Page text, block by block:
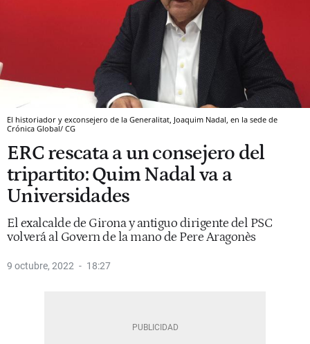
El historiador y exconsejero de la Generalitat, Joaquim Nadal, en la sede de
Crónica Global/ CG
ERC rescata a un consejero del
tripartito: Quim Nadal va a
Universidades
El exalcalde de Girona y antiguo dirigente del PSC
volverá al Govern de la mano de Pere Aragonès
9 octubre, 2022 18:27